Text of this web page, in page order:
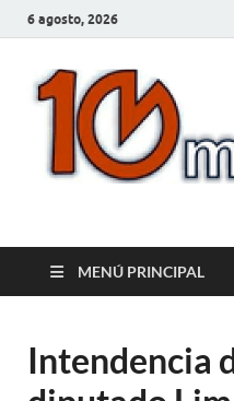
6 agosto, 2026
MENÚ PRINCIPAL
Intendencia